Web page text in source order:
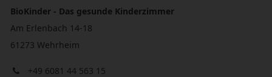
BioKinder - Das gesunde Kinderzimmer
Am Erlenbach 14-18
61273 Wehrheim
+49 6081 44 563 15